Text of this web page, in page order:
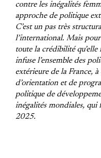
contre les inégalités
approche de politique
C’est un pas très
l’international. Mais
toute la crédibilité qu’elle
infuse l’ensemble des
extérieure de la France,
d’orientation et de
politique de
inégalités mondiales,
2025.